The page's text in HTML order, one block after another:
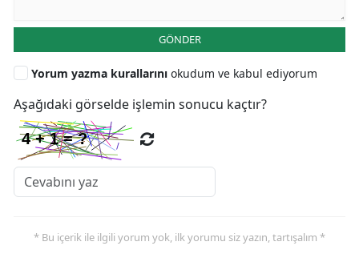
GÖNDER
Yorum yazma kurallarını okudum ve kabul ediyorum
Aşağıdaki görselde işlemin sonucu kaçtır?
* Bu içerik ile ilgili yorum yok, ilk yorumu siz yazın, tartışalım *